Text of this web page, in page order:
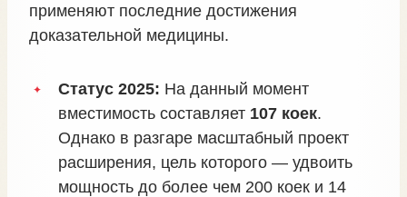
применяют последние достижения
доказательной медицины.
Статус 2025: На данный момент
вместимость составляет 107 коек.
Однако в разгаре масштабный проект
расширения, цель которого — удвоить
мощность до более чем 200 коек и 14